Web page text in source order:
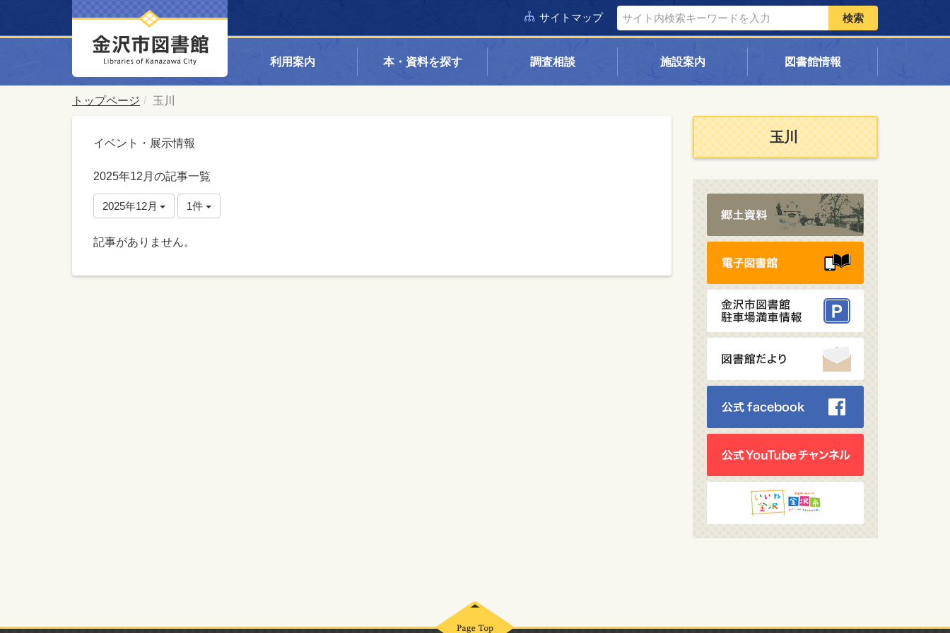
サイトマップ 検索
利用案内 本・資料を探す 調査相談 施設案内 図書館情報
トップページ 玉川
イベント・展示情報
2025年12月の記事一覧
2025年12月 1件
記事がありません。
玉川